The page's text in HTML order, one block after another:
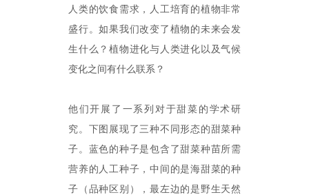
人类的饮食需求，人工培育的植物非常
盛行。如果我们改变了植物的未来会发
生什么？植物进化与人类进化以及气候
变化之间有什么联系？
他们开展了一系列对于甜菜的学术研
究。下图展现了三种不同形态的甜菜种
子。蓝色的种子是包含了甜菜种苗所需
营养的人工种子，中间的是海甜菜的种
子（品种区别），最左边的是野生天然